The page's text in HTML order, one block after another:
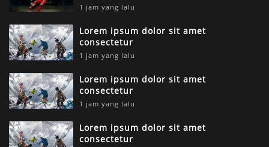
1 jam yang lalu
Lorem ipsum dolor sit amet
consectetur
1 jam yang lalu
Lorem ipsum dolor sit amet
consectetur
1 jam yang lalu
Lorem ipsum dolor sit amet
consectetur